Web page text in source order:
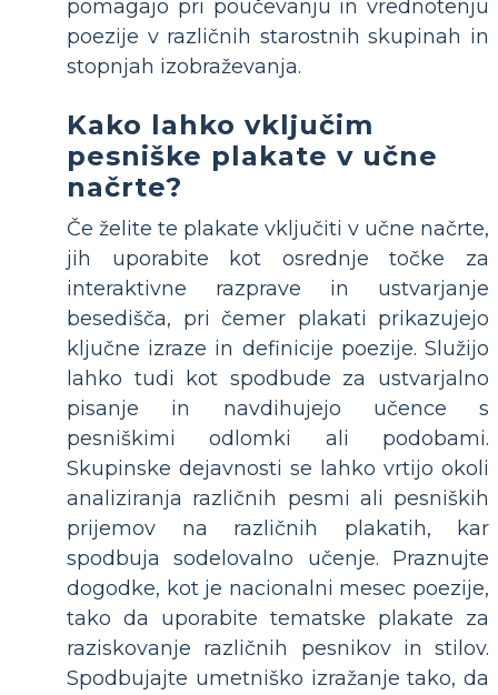
pomagajo pri poučevanju in vrednotenju
poezije v različnih starostnih skupinah in
stopnjah izobraževanja.
Kako lahko vključim
pesniške plakate v učne
načrte?
Če želite te plakate vključiti v učne načrte,
jih uporabite kot osrednje točke za
interaktivne razprave in ustvarjanje
besedišča, pri čemer plakati prikazujejo
ključne izraze in definicije poezije. Služijo
lahko tudi kot spodbude za ustvarjalno
pisanje in navdihujejo učence s
pesniškimi odlomki ali podobami.
Skupinske dejavnosti se lahko vrtijo okoli
analiziranja različnih pesmi ali pesniških
prijemov na različnih plakatih, kar
spodbuja sodelovalno učenje. Praznujte
dogodke, kot je nacionalni mesec poezije,
tako da uporabite tematske plakate za
raziskovanje različnih pesnikov in stilov.
Spodbujajte umetniško izražanje tako, da